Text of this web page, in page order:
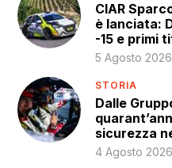
CIAR
è lanciata:
-15 e primi
5 Agosto 2026
STORIA
Dalle
sicurezza
4 Agosto 2026